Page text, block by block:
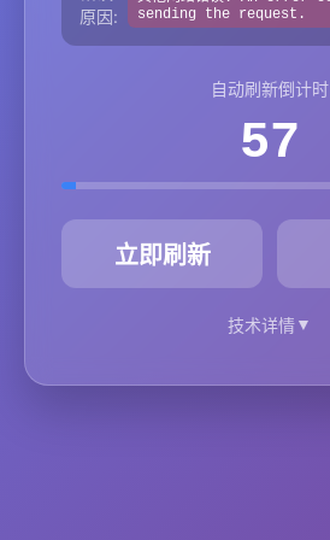
原因:
sending the request.
自动刷新倒计时
57
立即刷新
技术详情▼